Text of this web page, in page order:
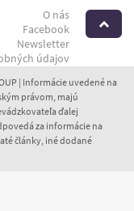
O nás
Facebook
Newsletter
údajov
| Informácie uvedené na
právom, majú
ďalej
za informácie na
články, iné dodané